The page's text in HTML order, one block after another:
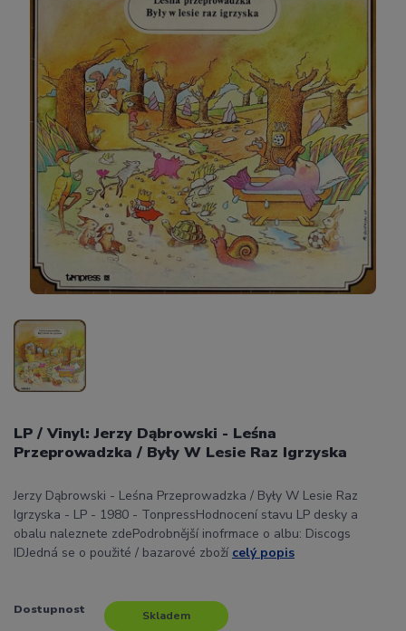
LP / Vinyl: Jerzy Dąbrowski - Leśna
Przeprowadzka / Były W Lesie Raz Igrzyska
Jerzy Dąbrowski - Leśna Przeprowadzka / Były W Lesie Raz
Igrzyska - LP - 1980 - TonpressHodnocení stavu LP desky a
obalu naleznete zdePodrobnější inofrmace o albu: Discogs
IDJedná se o použité / bazarové zboží celý popis
Dostupnost Skladem